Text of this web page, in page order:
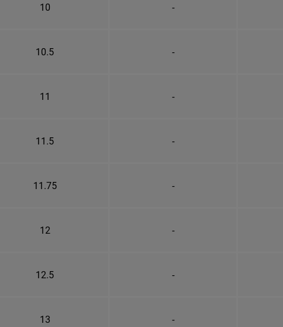
10 -
10.5 -
11 -
11.5 -
11.75 -
12 -
12.5 -
13 -